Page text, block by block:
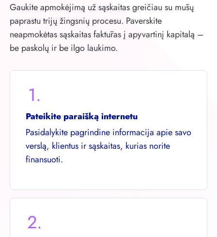
Gaukite apmokėjimą už sąskaitas greičiau su mūsų
paprastu trijų žingsnių procesu. Paverskite
neapmokėtas sąskaitas faktūras į apyvartinį kapitalą –
be paskolų ir be ilgo laukimo.
1.
Pateikite paraišką internetu
Pasidalykite pagrindine informacija apie savo
verslą, klientus ir sąskaitas, kurias norite
finansuoti.
2.